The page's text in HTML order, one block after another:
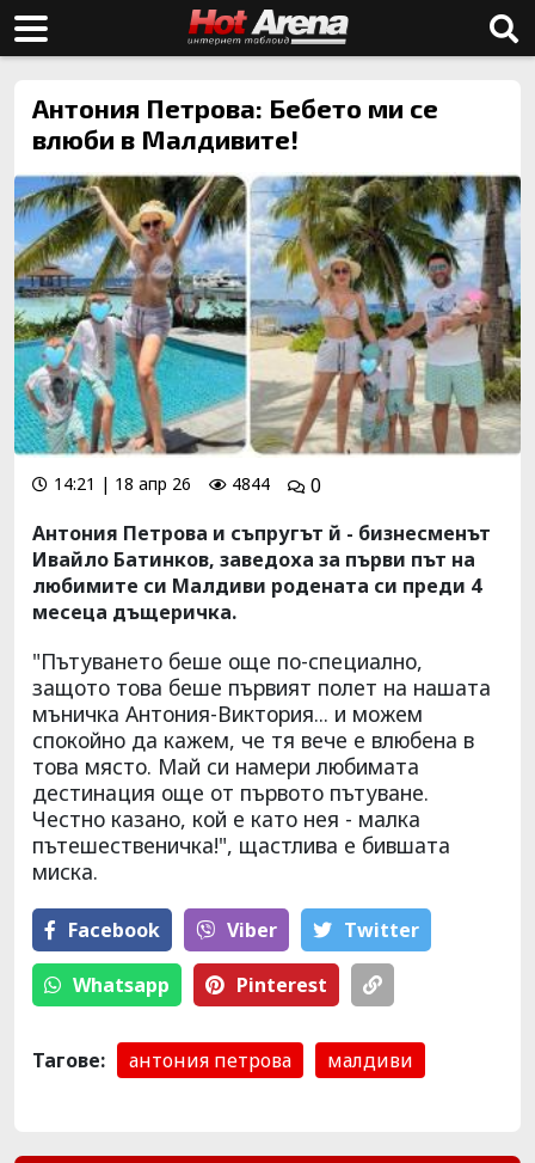
Антония Петрова: Бебето ми се
влюби в Малдивите!
14:21 | 18 апр 26 4844
0
Антония Петрова и съпругът й - бизнесменът
Ивайло Батинков, заведоха за първи път на
любимите си Малдиви родената си преди 4
месеца дъщеричка.
"Пътуването беше още по-специално,
защото това беше първият полет на нашата
мъничка Антония-Виктория... и можем
спокойно да кажем, че тя вече е влюбена в
това място. Май си намери любимата
дестинация още от първото пътуване.
Честно казано, кой е като нея - малка
пътешественичка!", щастлива е бившата
миска.
Facebook Viber Тwitter
Whatsapp Pinterest
Тагове: антония петрова малдиви